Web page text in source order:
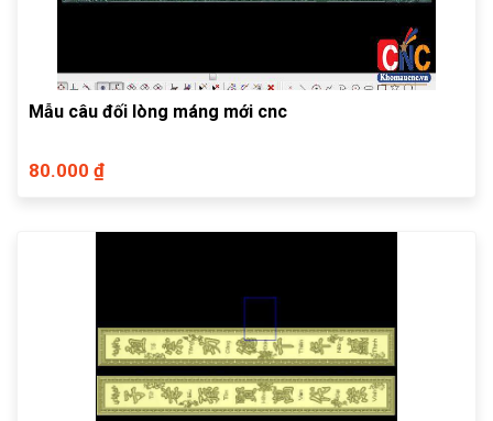
Mẫu câu đối lòng máng mới cnc
80.000 ₫